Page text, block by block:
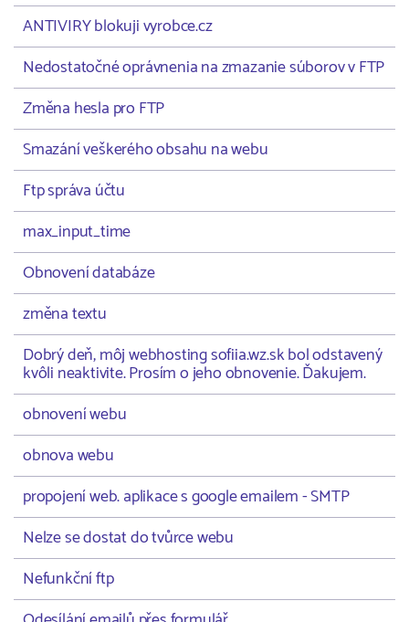
ANTIVIRY blokuji vyrobce.cz
Nedostatočné oprávnenia na zmazanie súborov v FTP
Změna hesla pro FTP
Smazání veškerého obsahu na webu
Ftp správa účtu
max_input_time
Obnovení databáze
změna textu
Dobrý deň, môj webhosting sofiia.wz.sk bol odstavený
kvôli neaktivite. Prosím o jeho obnovenie. Ďakujem.
obnovení webu
obnova webu
propojení web. aplikace s google emailem - SMTP
Nelze se dostat do tvůrce webu
Nefunkční ftp